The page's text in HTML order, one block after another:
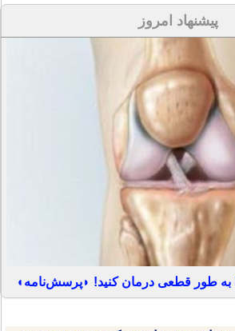
پیشنهاد امروز
به طور قطعی درمان کنید! ◗پرسش‌نامه◖